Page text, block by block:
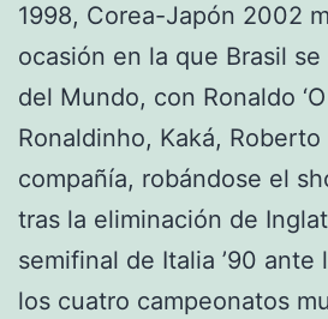
1998, Corea-Japón 2002
ocasión en la que Brasil
del Mundo, con Ronaldo ‘O
Ronaldinho, Kaká,
compañía, robándose el
tras la eliminación de
semifinal de Italia ’90 ante
los cuatro campeonatos